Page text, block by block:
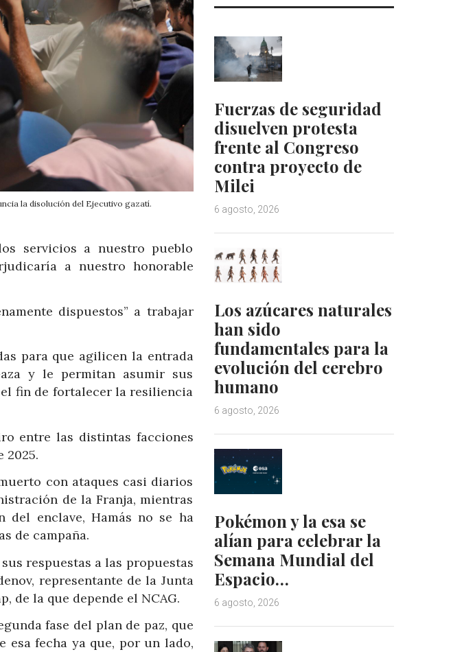
la disolución del Ejecutivo gazatí.
servicios a nuestro pueblo
a nuestro honorable
dispuestos” a trabajar
para que agilicen la entrada
y le permitan asumir sus
fin de fortalecer la resiliencia
entre las distintas facciones
2025.
con ataques casi diarios
de la Franja, mientras
del enclave, Hamás no se ha
de campaña.
respuestas a las propuestas
representante de la Junta
de la que depende el NCAG.
fase del plan de paz, que
esa fecha ya que, por un lado,
Fuerzas de seguridad
disuelven protesta
frente al Congreso
contra proyecto de
Milei
6 agosto, 2026
Los azúcares naturales
han sido
fundamentales para la
evolución del cerebro
humano
6 agosto, 2026
Pokémon y la esa se
alían para celebrar la
Semana Mundial del
Espacio…
6 agosto, 2026